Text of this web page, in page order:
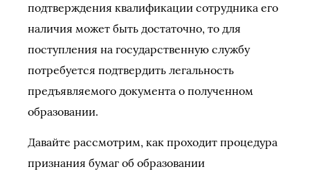
подтверждения квалификации сотрудника его
наличия может быть достаточно, то для
поступления на государственную службу
потребуется подтвердить легальность
предъявляемого документа о полученном
образовании.
Давайте рассмотрим, как проходит процедура
признания бумаг об образовании